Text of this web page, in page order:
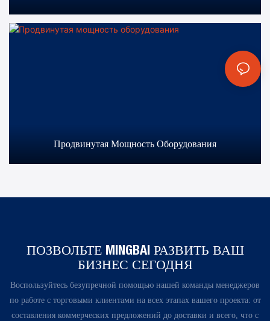
Продвинутая Мощность Оборудования
ПОЗВОЛЬТЕ MINGBAI РАЗВИТЬ ВАШ
БИЗНЕС СЕГОДНЯ
Воспользуйтесь безупречной помощью нашей команды менеджеров
по работе с торговыми клиентами на всех этапах вашего проекта: от
составления коммерческих предложений до доставки и всего, что с